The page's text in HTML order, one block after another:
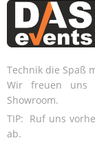
Technik die Spaß
Wir freuen uns
Showroom.
TIP: Ruf uns
ab.